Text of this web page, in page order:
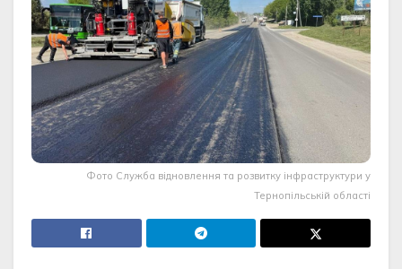
Фото Служба відновлення та розвитку інфраструктури у
Тернопільській області